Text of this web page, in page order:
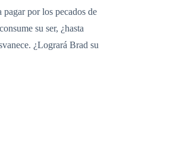
por los pecados de
su ser, ¿hasta
¿Logrará Brad su